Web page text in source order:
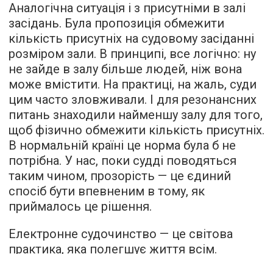
Аналогічна ситуація і з присутніми в залі
засідань. Була пропозиція обмежити
кількість присутніх на судовому засіданні
розміром зали. В принципі, все логічно: ну
не зайде в залу більше людей, ніж вона
може вмістити. На практиці, на жаль, суди
цим часто зловживали. І для резонансних
питань знаходили найменшу залу для того,
щоб фізично обмежити кількість присутніх.
В нормальній країні це норма була б не
потрібна. У нас, поки судді поводяться
таким чином, прозорість — це єдиний
спосіб бути впевненим в тому, як
приймалось це рішення.
Електронне судочинство — це світова
практика, яка полегшує життя всім.